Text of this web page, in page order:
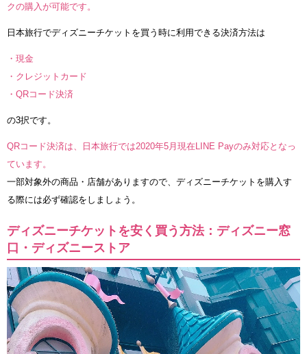
クの購入が可能です。
日本旅行でディズニーチケットを買う時に利用できる決済方法は
・現金
・クレジットカード
・QRコード決済
の3択です。
QRコード決済は、日本旅行では2020年5月現在LINE Payのみ対応となっ
ています。
一部対象外の商品・店舗がありますので、ディズニーチケットを購入す
る際には必ず確認をしましょう。
ディズニーチケットを安く買う方法：ディズニー窓
口・ディズニーストア